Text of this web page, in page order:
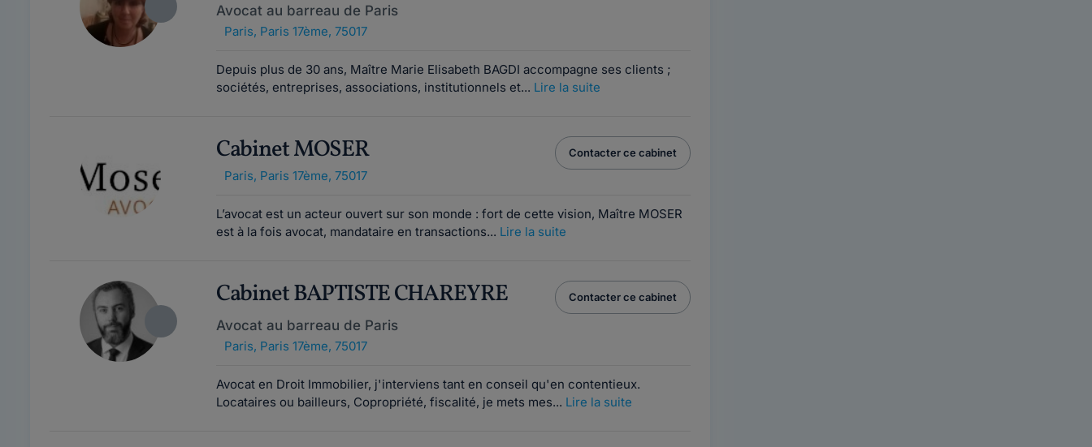
Avocat au barreau de Paris
Paris, Paris 17ème, 75017
Depuis plus de 30 ans, Maître Marie Elisabeth BAGDI accompagne ses clients ;
sociétés, entreprises, associations, institutionnels et... Lire la suite
Cabinet MOSER
Paris, Paris 17ème, 75017
Contacter ce cabinet
L’avocat est un acteur ouvert sur son monde : fort de cette vision, Maître MOSER
est à la fois avocat, mandataire en transactions... Lire la suite
Cabinet BAPTISTE CHAREYRE
Avocat au barreau de Paris
Paris, Paris 17ème, 75017
Contacter ce cabinet
Avocat en Droit Immobilier, j'interviens tant en conseil qu'en contentieux.
Locataires ou bailleurs, Copropriété, fiscalité, je mets mes... Lire la suite